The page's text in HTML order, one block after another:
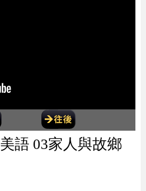
語 03家人與故鄉